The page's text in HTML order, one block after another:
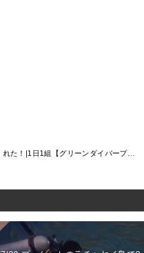
また潜りたい気持ちにさせてくれた！|1日1組【グリーンダイバープーケット】お客様の声